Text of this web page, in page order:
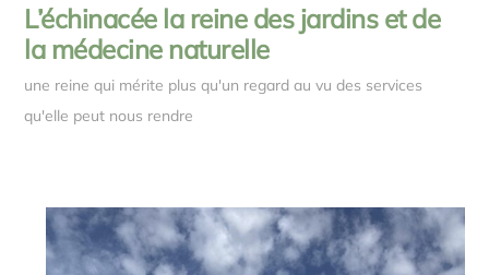
L’échinacée la reine des jardins et de
la médecine naturelle
une reine qui mérite plus qu'un regard au vu des services
qu'elle peut nous rendre